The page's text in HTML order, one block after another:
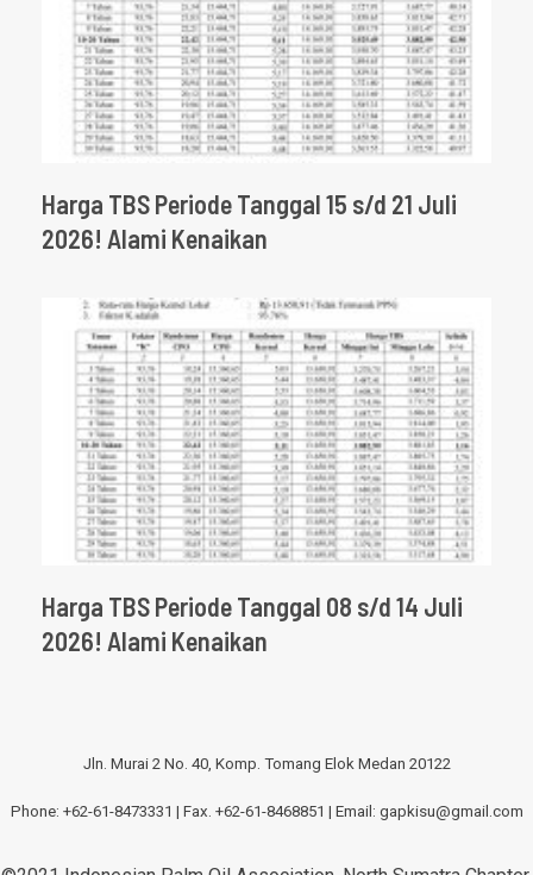
Harga TBS Periode Tanggal 15 s/d 21 Juli
2026! Alami Kenaikan
Harga TBS Periode Tanggal 08 s/d 14 Juli
2026! Alami Kenaikan
Jln. Murai 2 No. 40, Komp. Tomang Elok Medan 20122
Phone: +62-61-8473331 | Fax. +62-61-8468851 | Email: gapkisu@gmail.com